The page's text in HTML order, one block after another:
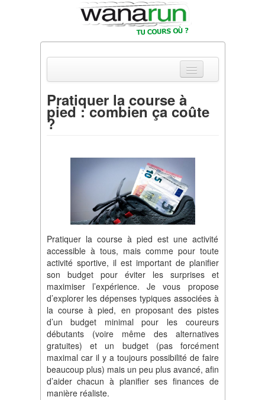
Actualités
Parcours & Courses
Outils & Réseaux
Pratiquer la course à
pied : combien ça coûte
?
Pratiquer la course à pied est une activité
accessible à tous, mais comme pour toute
activité sportive, il est important de planifier
son budget pour éviter les surprises et
maximiser l’expérience. Je vous propose
d’explorer les dépenses typiques associées à
la course à pied, en proposant des pistes
d’un budget minimal pour les coureurs
débutants (voire même des alternatives
gratuites) et un budget (pas forcément
maximal car il y a toujours possibilité de faire
beaucoup plus) mais un peu plus avancé, afin
d’aider chacun à planifier ses finances de
manière réaliste.